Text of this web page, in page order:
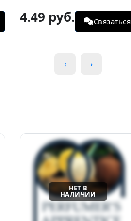
4.49 руб. Связаться